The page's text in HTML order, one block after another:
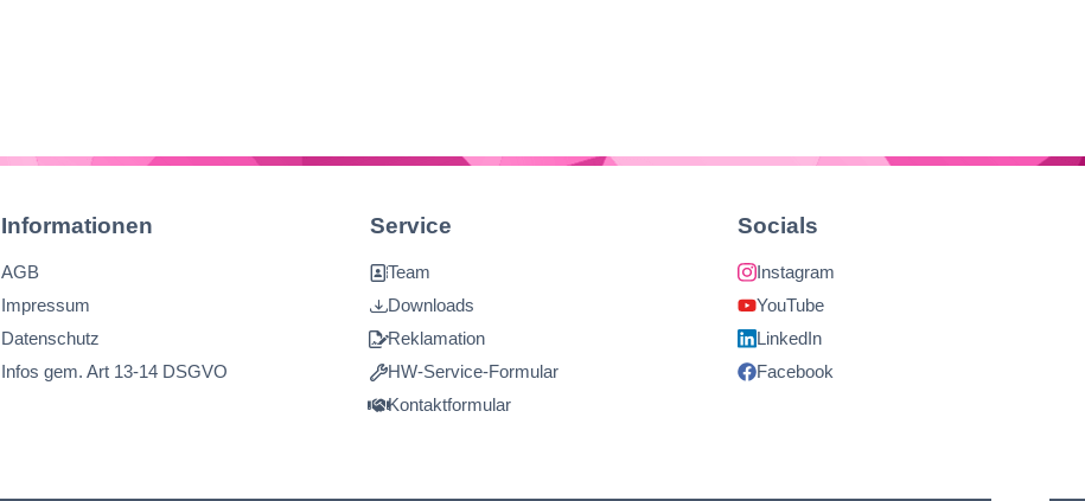
Informationen
AGB
Impressum
Datenschutz
Infos gem. Art 13-14 DSGVO
Service
Team
Downloads
Reklamation
HW-Service-Formular
Kontaktformular
Socials
Instagram
YouTube
LinkedIn
Facebook